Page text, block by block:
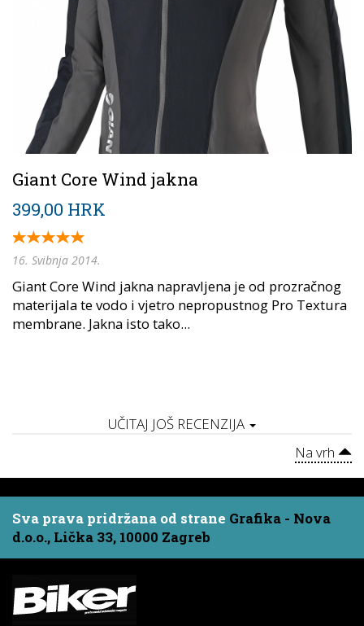
Giant Core Wind jakna
399,00 HRK
16. Svibnja 2014.
Giant Core Wind jakna napravljena je od prozračnog
materijala te vodo i vjetro nepropustnog Pro Textura
membrane. Jakna isto tako...
UČITAJ JOŠ RECENZIJA
Na vrh
Sva prava pridržana od strane Grafika - Nova
d.o.o., Lička 33, 10000 Zagreb